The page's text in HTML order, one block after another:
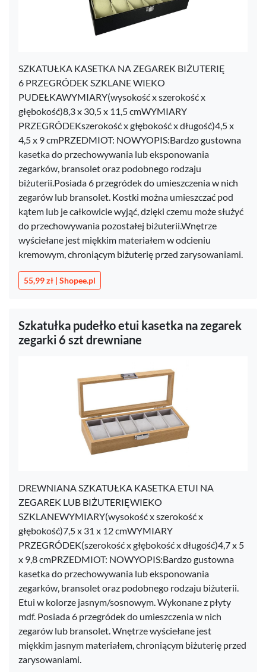
SZKATUŁKA KASETKA NA ZEGAREK BIŻUTERIĘ
6 PRZEGRÓDEK SZKLANE WIEKO
PUDEŁKAWYMIARY(wysokość x szerokość x
głębokość)8,3 x 30,5 x 11,5 cmWYMIARY
PRZEGRÓDEKszerokość x głębokość x długość)4,5 x
4,5 x 9 cmPRZEDMIOT: NOWYOPIS:Bardzo gustowna
kasetka do przechowywania lub eksponowania
zegarków, bransolet oraz podobnego rodzaju
biżuterii.Posiada 6 przegródek do umieszczenia w nich
zegarów lub bransolet. Kostki można umieszczać pod
kątem lub je całkowicie wyjąć, dzięki czemu może służyć
do przechowywania pozostałej biżuterii.Wnętrze
wyściełane jest miękkim materiałem w odcieniu
kremowym, chroniącym biżuterię przed zarysowaniami.
55,99 zł | Shopee.pl
Szkatułka pudełko etui kasetka na zegarek
zegarki 6 szt drewniane
DREWNIANA SZKATUŁKA KASETKA ETUI NA
ZEGAREK LUB BIŻUTERIĘWIEKO
SZKLANEWYMIARY(wysokość x szerokość x
głębokość)7,5 x 31 x 12 cmWYMIARY
PRZEGRÓDEK(szerokość x głębokość x długość)4,7 x 5
x 9,8 cmPRZEDMIOT: NOWYOPIS:Bardzo gustowna
kasetka do przechowywania lub eksponowania
zegarków, bransolet oraz podobnego rodzaju biżuterii.
Etui w kolorze jasnym/sosnowym. Wykonane z płyty
mdf. Posiada 6 przegródek do umieszczenia w nich
zegarów lub bransolet. Wnętrze wyściełane jest
miękkim jasnym materiałem, chroniącym biżuterię przed
zarysowaniami.